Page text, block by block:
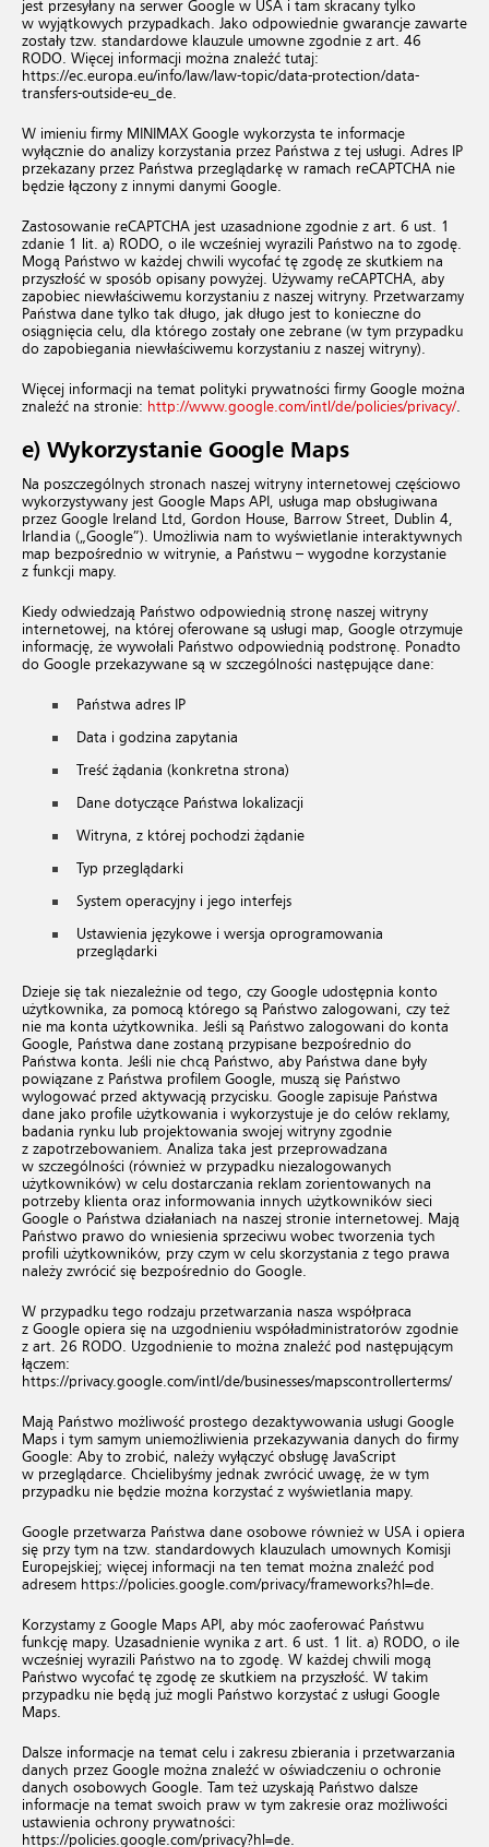
jest przesyłany na serwer Google w USA i tam skracany tylko
w wyjątkowych przypadkach. Jako odpowiednie gwarancje zawarte
zostały tzw. standardowe klauzule umowne zgodnie z art. 46
RODO. Więcej informacji można znaleźć tutaj:
https://ec.europa.eu/info/law/law-topic/data-protection/data-
transfers-outside-eu_de
W imieniu firmy MINIMAX Google wykorzysta te informacje
wyłącznie do analizy korzystania przez Państwa z tej usługi. Adres IP
przekazany przez Państwa przeglądarkę w ramach reCAPTCHA nie
będzie łączony z innymi danymi Google.
Zastosowanie reCAPTCHA jest uzasadnione zgodnie z art. 6 ust. 1
zdanie 1 lit. a) RODO, o ile wcześniej wyrazili Państwo na to zgodę.
Mogą Państwo w każdej chwili wycofać tę zgodę ze skutkiem na
przyszłość w sposób opisany powyżej. Używamy reCAPTCHA, aby
zapobiec niewłaściwemu korzystaniu z naszej witryny. Przetwarzamy
Państwa dane tylko tak długo, jak długo jest to konieczne do
osiągnięcia celu, dla którego zostały one zebrane (w tym przypadku
do zapobiegania niewłaściwemu korzystaniu z naszej witryny).
Więcej informacji na temat polityki prywatności firmy Google można
znaleźć na stronie: http://​www.​google.​com/​intl/​de/​policies/​privacy/.
e) Wykorzystanie Google Maps
Na poszczególnych stronach naszej witryny internetowej częściowo
wykorzystywany jest Google Maps API, usługa map obsługiwana
przez Google Ireland Ltd, Gordon House, Barrow Street, Dublin 4,
Irlandia („Google”). Umożliwia nam to wyświetlanie interaktywnych
map bezpośrednio w witrynie, a Państwu – wygodne korzystanie
z funkcji mapy.
Kiedy odwiedzają Państwo odpowiednią stronę naszej witryny
internetowej, na której oferowane są usługi map, Google otrzymuje
informację, że wywołali Państwo odpowiednią podstronę. Ponadto
do Google przekazywane są w szczególności następujące dane:
Państwa adres IP
Data i godzina zapytania
Treść żądania (konkretna strona)
Dane dotyczące Państwa lokalizacji
Witryna, z której pochodzi żądanie
Typ przeglądarki
System operacyjny i jego interfejs
Ustawienia językowe i wersja oprogramowania
przeglądarki
Dzieje się tak niezależnie od tego, czy Google udostępnia konto
użytkownika, za pomocą którego są Państwo zalogowani, czy też
nie ma konta użytkownika. Jeśli są Państwo zalogowani do konta
Google, Państwa dane zostaną przypisane bezpośrednio do
Państwa konta. Jeśli nie chcą Państwo, aby Państwa dane były
powiązane z Państwa profilem Google, muszą się Państwo
wylogować przed aktywacją przycisku. Google zapisuje Państwa
dane jako profile użytkowania i wykorzystuje je do celów reklamy,
badania rynku lub projektowania swojej witryny zgodnie
z zapotrzebowaniem. Analiza taka jest przeprowadzana
w szczególności (również w przypadku niezalogowanych
użytkowników) w celu dostarczania reklam zorientowanych na
potrzeby klienta oraz informowania innych użytkowników sieci
Google o Państwa działaniach na naszej stronie internetowej. Mają
Państwo prawo do wniesienia sprzeciwu wobec tworzenia tych
profili użytkowników, przy czym w celu skorzystania z tego prawa
należy zwrócić się bezpośrednio do Google.
W przypadku tego rodzaju przetwarzania nasza współpraca
z Google opiera się na uzgodnieniu współadministratorów zgodnie
z art. 26 RODO. Uzgodnienie to można znaleźć pod następującym
łączem:
https://privacy.google.com/intl/de/businesses/mapscontrollerterms/
Mają Państwo możliwość prostego dezaktywowania usługi Google
Maps i tym samym uniemożliwienia przekazywania danych do firmy
Google: Aby to zrobić, należy wyłączyć obsługę JavaScript
w przeglądarce. Chcielibyśmy jednak zwrócić uwagę, że w tym
przypadku nie będzie można korzystać z wyświetlania mapy.
Google przetwarza Państwa dane osobowe również w USA i opiera
się przy tym na tzw. standardowych klauzulach umownych Komisji
Europejskiej; więcej informacji na ten temat można znaleźć pod
adresem https://policies.google.com/privacy/frameworks?hl=de.
Korzystamy z Google Maps API, aby móc zaoferować Państwu
funkcję mapy. Uzasadnienie wynika z art. 6 ust. 1 lit. a) RODO, o ile
wcześniej wyrazili Państwo na to zgodę. W każdej chwili mogą
Państwo wycofać tę zgodę ze skutkiem na przyszłość. W takim
przypadku nie będą już mogli Państwo korzystać z usługi Google
Maps.
Dalsze informacje na temat celu i zakresu zbierania i przetwarzania
danych przez Google można znaleźć w oświadczeniu o ochronie
danych osobowych Google. Tam też uzyskają Państwo dalsze
informacje na temat swoich praw w tym zakresie oraz możliwości
ustawienia ochrony prywatności:
https://policies.google.com/privacy?hl=de.